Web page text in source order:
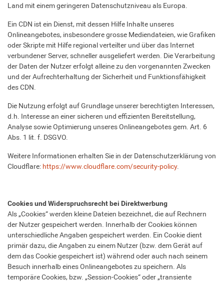
Land mit einem geringeren Datenschutzniveau als Europa.
Ein CDN ist ein Dienst, mit dessen Hilfe Inhalte unseres
Onlineangebotes, insbesondere grosse Mediendateien, wie Grafiken
oder Skripte mit Hilfe regional verteilter und über das Internet
verbundener Server, schneller ausgeliefert werden. Die Verarbeitung
der Daten der Nutzer erfolgt alleine zu den vorgenannten Zwecken
und der Aufrechterhaltung der Sicherheit und Funktionsfähigkeit
des CDN.
Die Nutzung erfolgt auf Grundlage unserer berechtigten Interessen,
d.h. Interesse an einer sicheren und effizienten Bereitstellung,
Analyse sowie Optimierung unseres Onlineangebotes gem. Art. 6
Abs. 1 lit. f. DSGVO.
Weitere Informationen erhalten Sie in der Datenschutzerklärung von
Cloudflare: https://www.cloudflare.com/security-policy.
Cookies und Widerspruchsrecht bei Direktwerbung
Als „Cookies“ werden kleine Dateien bezeichnet, die auf Rechnern
der Nutzer gespeichert werden. Innerhalb der Cookies können
unterschiedliche Angaben gespeichert werden. Ein Cookie dient
primär dazu, die Angaben zu einem Nutzer (bzw. dem Gerät auf
dem das Cookie gespeichert ist) während oder auch nach seinem
Besuch innerhalb eines Onlineangebotes zu speichern. Als
temporäre Cookies, bzw. „Session-Cookies“ oder „transiente